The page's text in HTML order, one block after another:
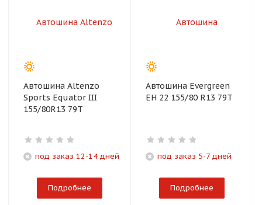
Автошина Altenzo
Sports Equator III
155/80R13 79T
под заказ 12-14 дней
Подробнее
Автошина Evergreen
EH 22 155/80 R13 79T
под заказ 5-7 дней
Подробнее